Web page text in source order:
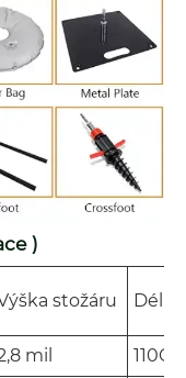
)
stožáru
mil